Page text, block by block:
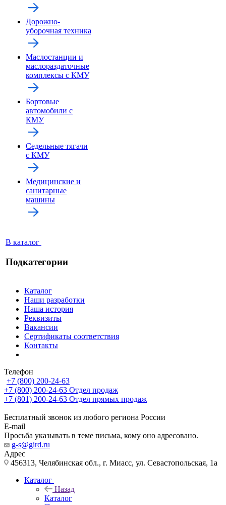
Дорожно-
уборочная техника
Маслостанции и
маслораздаточные
комплексы с КМУ
Бортовые
автомобили с
КМУ
Седельные тягачи
с КМУ
Медицинские и
санитарные
машины
В каталог
Подкатегории
Каталог
Наши разработки
Наша история
Реквизиты
Вакансии
Сертификаты соответствия
Контакты
Телефон
+7 (800) 200-24-63
+7 (800) 200-24-63 Отдел продаж
+7 (801) 200-24-63 Отдел прямых продаж
Бесплатный звонок из любого региона России
E-mail
Просьба указывать в теме письма, кому оно адресовано.
g-s@gird.ru
Адрес
456313, Челябинская обл., г. Миасс, ул. Севастопольская, 1а
Каталог
Назад
Каталог